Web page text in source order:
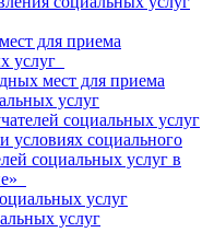
для приема
услуг
мест для приема
услуг
социальных услуг
условиях социального
социальных услуг в
услуг
услуг